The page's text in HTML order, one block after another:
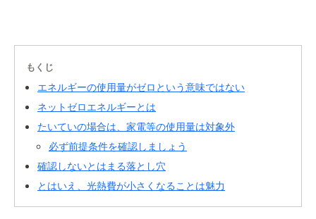
もくじ
エネルギーの使用量がゼロという意味ではない
ネットゼロエネルギーとは
たいていの場合は、家電等の使用量は対象外
必ず前提条件を確認しましょう
確認しないとはまる落とし穴
とはいえ、光熱費が小さくなることは魅力